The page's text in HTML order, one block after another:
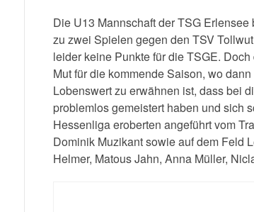
Die U13 Mannschaft der TSG
zu zwei Spielen gegen den TSV
leider keine Punkte für die TSGE.
Mut für die kommende Saison, wo
Lobenswert zu erwähnen ist, dass bei
problemlos gemeistert haben und sich
Hessenliga eroberten angeführt vom
Dominik Muzikant sowie auf dem Feld
Helmer, Matous Jahn, Anna Müller,